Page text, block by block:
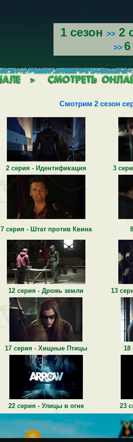
1 сезон >> 2
>>
Смотрим 2 сезон
2 серия - Идентификация 3
7 серия - Штат против Квина
12 серия - Дрожь земли 13
17 серия - Хищные Птицы 18
22 серия - Улицы в огне 23